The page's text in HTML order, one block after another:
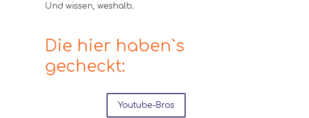
Und wissen, weshalb.
Die hier haben`s
gecheckt:
Youtube-Bros